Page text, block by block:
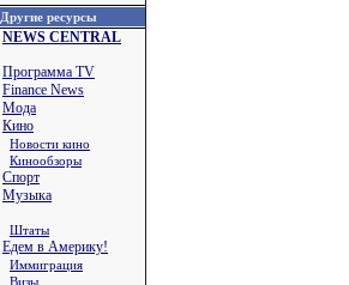
Другие ресурсы
NEWS CENTRAL
Программа TV
Finance News
Мода
Кино
Новости кино
Кинообзоры
Спорт
Музыка
Штаты
Едем в Америку!
Иммиграция
Визы